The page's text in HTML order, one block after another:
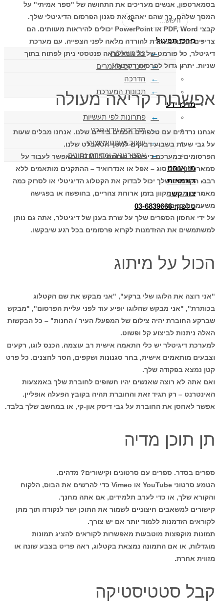
🔍
מרכז תפעול
כל השאלות
אינדקס מאמרים
הדרכה
תכונות המערכת
מרכז ידע
פתרונות לפי תעשיות
מדריכים וידע טכני
עיצוב ואופטימיזציה
אסטרטגיה ומדידת נתונים
מי אנחנו
דוגמאות
צור קשר
טלפון: 03-6839666
בסמארטפון, אנשים מעריכים את התחושה של "ספר אמיתי" על
המסך שלהם, כך שהם יאהבו את סגנון הפרסום הדיגיטלי שלך.
קבצי PDF, Word או PowerPoint יכולים להיראות מעוותים. הם
צריכים תוכנה מיוחדת להורדה מלאה לפני הצפייה. עם מערכת
דיגיטלר, כל פורמט של כל גודל נראה פנטסטי ניתן לפתוח בתוך
שניות. יתרון גדול לפרסום דיגיטלי!
אפשרות קריאה מעולה
אנחנו נרדמים עם טלפונים חכמים בידיים שלנו. אנחנו מבלים שעות
על גבי שעות בשבוע דבוקים למסך הטאבלט שלנו.
הפרסומים במערכת דיגיטלר מבוססי HTML5 ומאפשר לעבוד על
סמארטפון מכל סוג – אפל או אנדרואיד – ההתקנים מותאמים ללא
רבב. הקוראים שלך יכול לבדוק את הקטלוג הדיגיטלי או לסרוק כמה
מאמרים מגזין מקוון בזמן ארוחת צהריים, בחופשה או בפגישה
משעממת באמת.
על ידי אחסון הספרים שלך על שרת בענן של דיגיטלר, אתה גם נותן
למשתמשים את ההזדמנות לקרוא פרסומים בכל רגע שיבקשו.
הכול על מיתוג
"אני רוצה את הלוגו שלי ברקע", "אני מבקש את שם הקטלוג
בכותרת", "אני מבקש שהלוגו יופיע עוד לפני עליית הפרסום", "מבקש
שברקע החוברת יהיה צילום של המפעל/ העיר / החנות" – כל הבקשות
האלה ניתנות לביצוע קל ופשוט.
למערכת דיגיטלר יש כלי התאמה אישית רב עוצמה. הכנס לוגו, רקעים
וצבעים מותאמים אישית, בחר סגנונות ושקפים, הסר לחצנים. כל פרט
קטן נמצא בפקודה שלך.
ואם אתה לא רוצה שאנשים יהיו חשופים לחוברת שלך באמצעות
האינטרנט – רק תגיד זאת והחוברת תהיה בקובץ הפעלה אופליין.
אפשר לאחסן את החוברת על גבי דיסק און-קי, או במחשב שלך בלבד.
תן תוכן מדיה
ספרים בסדר. ספרים עם סרטונים וקישורים? מדהים.
הטמע סרטוני YouTube או Vimeo כדי להרשים את הבוס, הלקוח
והקורא שלך, או כדי לערב תלמידים, אם אתה מחנך.
קישורים למשאבים חיצוניים לשמור את התוכן ישר לנקודה תוך מתן
לקוראים הזדמנות ללמוד יותר אם יש צורך.
תמונות מוקפצות מוטבעות מאפשרות לקוראים להציג תמונות
מוגדלות, או אם התמונה נמצאת בקטלוג, ראה פריט בצבע שונה או
מזווית אחרת.
קבל סטטיסטיקה